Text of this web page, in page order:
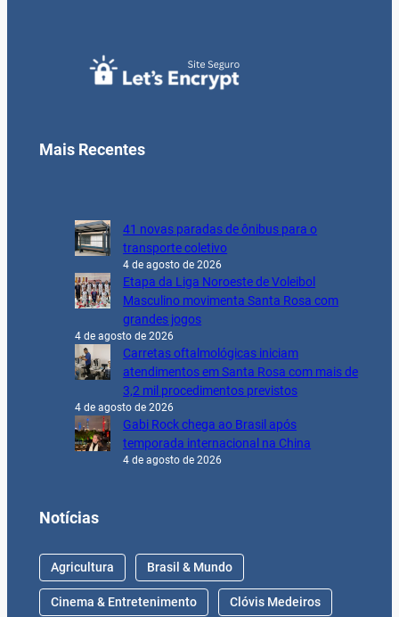
Mais Recentes
41 novas paradas de ônibus para o
transporte coletivo
4 de agosto de 2026
Etapa da Liga Noroeste de Voleibol
Masculino movimenta Santa Rosa com
grandes jogos
4 de agosto de 2026
Carretas oftalmológicas iniciam
atendimentos em Santa Rosa com mais de
3,2 mil procedimentos previstos
4 de agosto de 2026
Gabi Rock chega ao Brasil após
temporada internacional na China
4 de agosto de 2026
Notícias
Agricultura Brasil & Mundo
Cinema & Entretenimento Clóvis Medeiros